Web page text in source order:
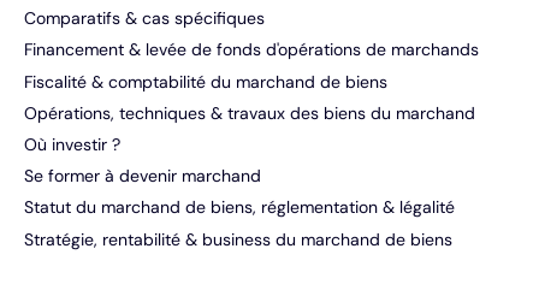
Comparatifs & cas spécifiques
Financement & levée de fonds d'opérations de marchands
Fiscalité & comptabilité du marchand de biens
Opérations, techniques & travaux des biens du marchand
Où investir ?
Se former à devenir marchand
Statut du marchand de biens, réglementation & légalité
Stratégie, rentabilité & business du marchand de biens